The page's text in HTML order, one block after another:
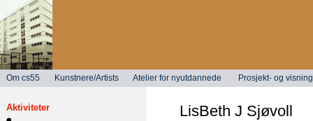
Om cs55 Kunstnere/Artists Atelier for nyutdannede Prosjekt- og
Aktiviteter LisBeth J Sjøvoll